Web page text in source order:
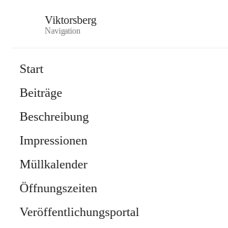
Viktorsberg
Navigation
Start
Beiträge
Beschreibung
Impressionen
Müllkalender
Öffnungszeiten
Veröffentlichungsportal